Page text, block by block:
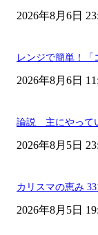
2026年8月6日
レンジで簡単！「
2026年8月6日
論説 主にやって
2026年8月5日
カリスマの恵み
2026年8月5日